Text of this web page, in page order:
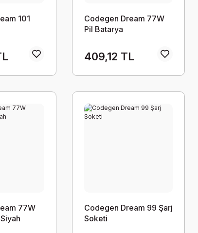
101
Codegen Dream 77W
Pil Batarya
409,12 TL
77W
Codegen Dream 99 Şarj
Soketi